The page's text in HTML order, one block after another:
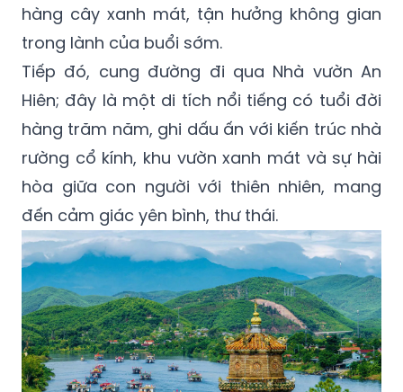
hàng cây xanh mát, tận hưởng không gian
trong lành của buổi sớm.
Tiếp đó, cung đường đi qua Nhà vườn An
Hiên; đây là một di tích nổi tiếng có tuổi đời
hàng trăm năm, ghi dấu ấn với kiến trúc nhà
rường cổ kính, khu vườn xanh mát và sự hài
hòa giữa con người với thiên nhiên, mang
đến cảm giác yên bình, thư thái.